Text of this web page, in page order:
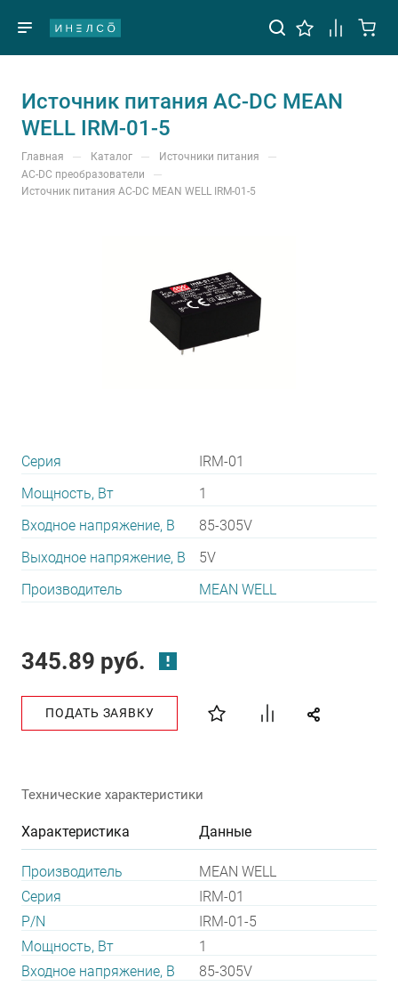
Источник питания AC-DC MEAN
WELL IRM-01-5
Главная — Каталог — Источники питания —
AC-DC преобразователи —
Источник питания AC-DC MEAN WELL IRM-01-5
Серия
IRM-01
Мощность, Вт
1
Входное напряжение, В
85-305V
Выходное напряжение, В
5V
Производитель
MEAN WELL
345.89 руб.
ПОДАТЬ ЗАЯВКУ
Технические характеристики
Характеристика Данные
Производитель
MEAN WELL
Серия
IRM-01
P/N
IRM-01-5
Мощность, Вт
1
Входное напряжение, В
85-305V